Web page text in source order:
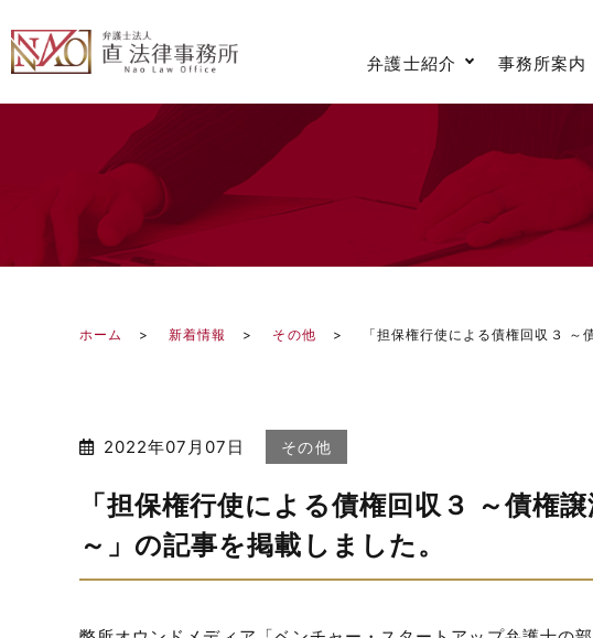
弁護士紹介 事務所案内
ホーム 新着情報 その他 「担保権行使による債権回収３ ～
2022年07月07日 その他
「担保権行使による債権回収３ ～債権
～」の記事を掲載しました。